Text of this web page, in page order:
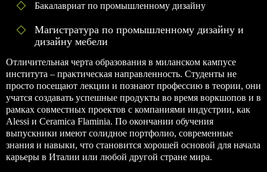
Бакалавриат по промышленному дизайну
Магистратура по промышленному дизайну и
дизайну мебели
Отличительная черта образования в миланском кампусе
института – практическая направленность. Студенты не
просто посещают лекции и познают профессию в теории, они
учатся создавать успешные продукты во время воркшопов и в
рамках совместных проектов с компаниями индустрии, как
Alessi и Ceramica Flaminia. По окончании обучения
выпускники имеют солидное портфолио, современные
знания и навыки, что становится хорошей основой для начала
карьеры в Италии или любой другой стране мира.